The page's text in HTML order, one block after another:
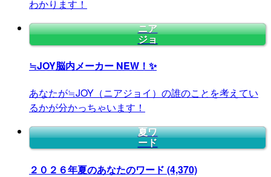
わかります！
ニア
ジョ
≒JOY脳内メーカー NEW！✨
あなたが≒JOY（ニアジョイ）の誰のことを考えてい
るかが分かっちゃいます！
夏ワ
ード
２０２６年夏のあなたのワード (4,370)